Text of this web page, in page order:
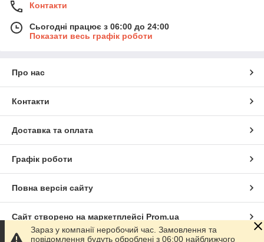
Контакти
Сьогодні працює з 06:00 до 24:00
Показати весь графік роботи
Про нас
Контакти
Доставка та оплата
Графік роботи
Повна версія сайту
Сайт створено на маркетплейсі Prom.ua
Зараз у компанії неробочий час. Замовлення та
повідомлення будуть оброблені з 06:00 найближчого